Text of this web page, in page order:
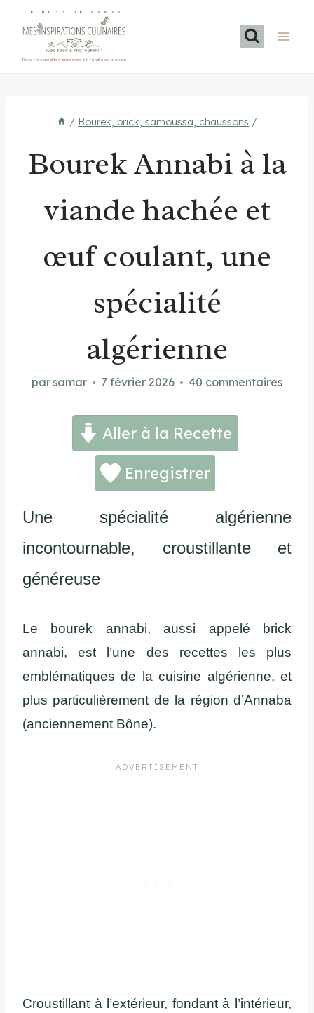
LE BLOG DE SAMAR
Recettes méditerranéennes et familiales maison
/ Bourek, brick, samoussa, chaussons /
Bourek Annabi à la
viande hachée et
œuf coulant, une
spécialité
algérienne
parsamar 7 février 2026 40 commentaires
Aller à la Recette
Enregistrer
Une spécialité algérienne
incontournable, croustillante et
généreuse
Le bourek annabi, aussi appelé brick
annabi, est l’une des recettes les plus
emblématiques de la cuisine algérienne, et
plus particulièrement de la région d’Annaba
(anciennement Bône).
Croustillant à l’extérieur, fondant à l’intérieur,